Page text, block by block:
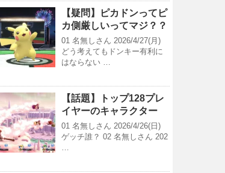
【疑問】ピカドンってピ
カ側厳しいってマジ？？
01 名無しさん 2026/4/27(月)
どう考えてもドンキー有利に
はならない …
【話題】トップ128プレ
イヤーのキャラクター
01 名無しさん 2026/4/26(日)
ゲッチ誰？ 02 名無しさん 202
…